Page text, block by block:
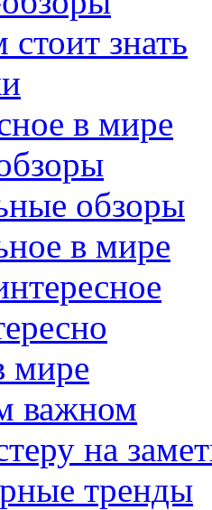
знать
в мире
обзоры
в мире
мире
важном
на
тренды